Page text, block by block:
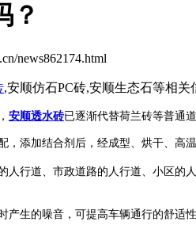
？
news862174.html
,安顺仿石PC砖,安顺生态石等相关
安顺透水砖已逐渐代替荷兰砖等普通道
加结合剂后，经成型、烘干、高
道、市政道路的人行道、小区的
生的噪音，可提高车辆通行的舒适性